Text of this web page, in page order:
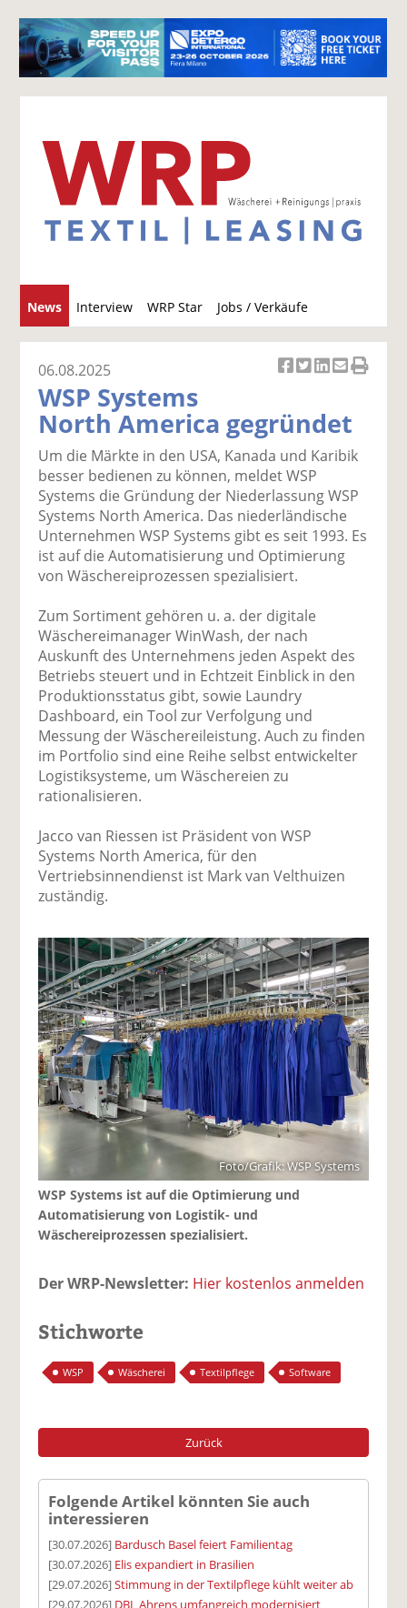
News Interview WRP Star Jobs / Verkäufe
u
c
k
a
uf
F
ac
e
b
o
o
k
te
il
e
n
k
el
t
wi
tt
er
n
k
el
a
uf
Li
n
k
e
te
il
e
n
k
el
p
er
E
m
ai
l
n
d
e
k
el
D
ru
ck
e
n
06.08.2025
WSP Systems
North America gegründet
Um die Märkte in den USA, Kanada und Karibik
besser bedienen zu können, meldet WSP
Systems die Gründung der Niederlassung WSP
Systems North America. Das niederländische
Unternehmen WSP Systems gibt es seit 1993. Es
ist auf die Automatisierung und Optimierung
von Wäschereiprozessen spezialisiert.
Zum Sortiment gehören u. a. der digitale
Wäschereimanager WinWash, der nach
Auskunft des Unternehmens jeden Aspekt des
Betriebs steuert und in Echtzeit Einblick in den
Produktionsstatus gibt, sowie Laundry
Dashboard, ein Tool zur Verfolgung und
Messung der Wäschereileistung. Auch zu finden
im Portfolio sind eine Reihe selbst entwickelter
Logistiksysteme, um Wäschereien zu
rationalisieren.
Jacco van Riessen ist Präsident von WSP
Systems North America, für den
Vertriebsinnendienst ist Mark van Velthuizen
zuständig.
Foto/Grafik: WSP Systems
WSP Systems ist auf die Optimierung und
Automatisierung von Logistik- und
Wäschereiprozessen spezialisiert.
Der WRP-Newsletter: Hier kostenlos anmelden
Stichworte
WSP Wäscherei Textilpflege Software
Zurück
Folgende Artikel könnten Sie auch
interessieren
[30.07.2026] Bardusch Basel feiert Familientag
[30.07.2026] Elis expandiert in Brasilien
[29.07.2026]Stimmung in der Textilpflege kühlt weiter ab
[29.07.2026] DBL Ahrens umfangreich modernisiert